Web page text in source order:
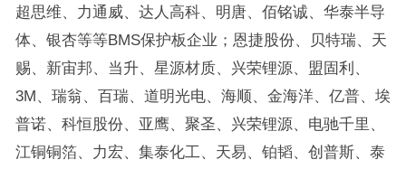
超思维、力通威、达人高科、明唐、佰铭诚、华泰半导
体、银杏等等BMS保护板企业；恩捷股份、贝特瑞、天
赐、新宙邦、当升、星源材质、兴荣锂源、盟固利、
3M、瑞翁、百瑞、道明光电、海顺、金海洋、亿普、埃
普诺、科恒股份、亚鹰、聚圣、兴荣锂源、电驰千里、
江铜铜箔、力宏、集泰化工、天易、铂韬、创普斯、泰